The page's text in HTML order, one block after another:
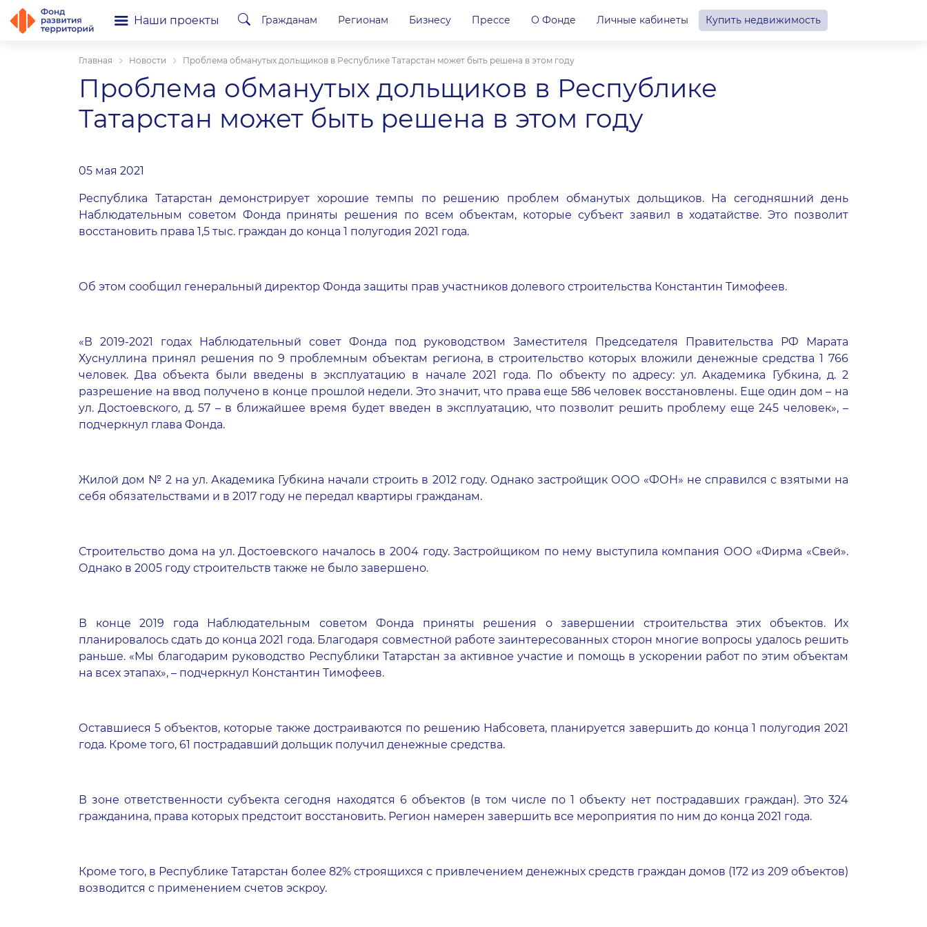
Наши проекты Гражданам Регионам Бизнесу Прессе О Фонде Личные кабинеты Купить недвижимость
Главная Новости Проблема обманутых дольщиков в Республике Татарстан может быть решена в этом году
Проблема обманутых дольщиков в Республике
Татарстан может быть решена в этом году
05 мая 2021
Республика Татарстан демонстрирует хорошие темпы по решению проблем обманутых дольщиков. На сегодняшний день
Наблюдательным советом Фонда приняты решения по всем объектам, которые субъект заявил в ходатайстве. Это позволит
восстановить права 1,5 тыс. граждан до конца 1 полугодия 2021 года.
Об этом сообщил генеральный директор Фонда защиты прав участников долевого строительства Константин Тимофеев.
«В 2019-2021 годах Наблюдательный совет Фонда под руководством Заместителя Председателя Правительства РФ Марата
Хуснуллина принял решения по 9 проблемным объектам региона, в строительство которых вложили денежные средства 1 766
человек. Два объекта были введены в эксплуатацию в начале 2021 года. По объекту по адресу: ул. Академика Губкина, д. 2
разрешение на ввод получено в конце прошлой недели. Это значит, что права еще 586 человек восстановлены. Еще один дом – на
ул. Достоевского, д. 57 – в ближайшее время будет введен в эксплуатацию, что позволит решить проблему еще 245 человек», –
подчеркнул глава Фонда.
Жилой дом № 2 на ул. Академика Губкина начали строить в 2012 году. Однако застройщик ООО «ФОН» не справился с взятыми на
себя обязательствами и в 2017 году не передал квартиры гражданам.
Строительство дома на ул. Достоевского началось в 2004 году. Застройщиком по нему выступила компания ООО «Фирма «Свей».
Однако в 2005 году строительств также не было завершено.
В конце 2019 года Наблюдательным советом Фонда приняты решения о завершении строительства этих объектов. Их
планировалось сдать до конца 2021 года. Благодаря совместной работе заинтересованных сторон многие вопросы удалось решить
раньше. «Мы благодарим руководство Республики Татарстан за активное участие и помощь в ускорении работ по этим объектам
на всех этапах», – подчеркнул Константин Тимофеев.
Оставшиеся 5 объектов, которые также достраиваются по решению Набсовета, планируется завершить до конца 1 полугодия 2021
года. Кроме того, 61 пострадавший дольщик получил денежные средства.
В зоне ответственности субъекта сегодня находятся 6 объектов (в том числе по 1 объекту нет пострадавших граждан). Это 324
гражданина, права которых предстоит восстановить. Регион намерен завершить все мероприятия по ним до конца 2021 года.
Кроме того, в Республике Татарстан более 82% строящихся с привлечением денежных средств граждан домов (172 из 209 объектов)
возводится с применением счетов эскроу.